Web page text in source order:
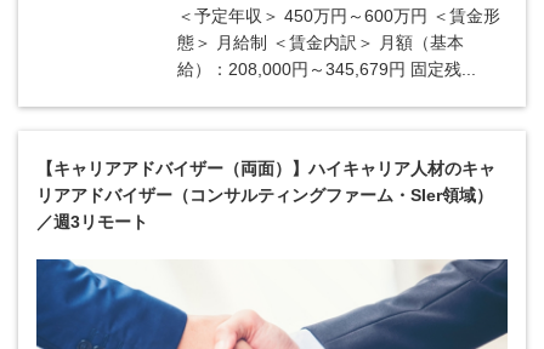
＜予定年収＞ 450万円～600万円 ＜賃金形
態＞ 月給制 ＜賃金内訳＞ 月額（基本
給）：208,000円～345,679円 固定残...
【キャリアアドバイザー（両面）】ハイキャリア人材のキャ
リアアドバイザー（コンサルティングファーム・SIer領域）
／週3リモート